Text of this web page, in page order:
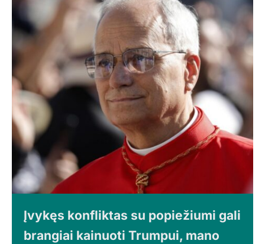
Įvykęs konfliktas su popiežiumi gali
brangiai kainuoti Trumpui, mano